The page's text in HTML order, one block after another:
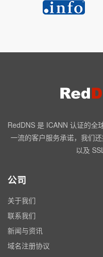
RedDNS 是 ICANN 认证的全
一流的客户服务承诺，我们
以及
公司
关于我们
联系我们
新闻与资讯
域名注册协议